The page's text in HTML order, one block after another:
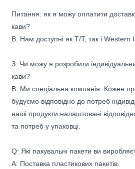
Питання: як я можу оплатити
кави?
В: Нам доступні як T/T, так і Western
З: Чи можу я розробити
кави?
В: Ми спеціальна компанія. Кожен
будуємо відповідно до потреб
наші продукти налаштовані
та потреб у упаковці.
Q: Які пакувальні пакети ви
A: Поставка пластикових пакетів.